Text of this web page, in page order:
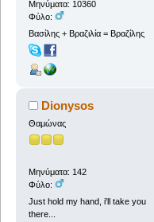
Μηνύματα: 10360
Φύλο:
Βασίλης + Βραζιλία = Βραζίλης
Dionysos
Θαμώνας
Μηνύματα: 142
Φύλο:
Just hold my hand, i'll take you
there...